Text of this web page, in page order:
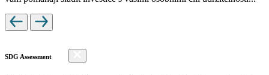
SDG Assessment